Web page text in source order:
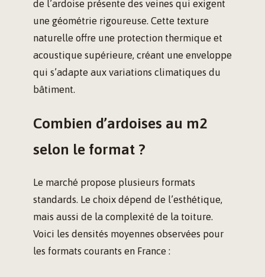
de l’ardoise présente des veines qui exigent
une géométrie rigoureuse. Cette texture
naturelle offre une protection thermique et
acoustique supérieure, créant une enveloppe
qui s’adapte aux variations climatiques du
bâtiment.
Combien d’ardoises au m2
selon le format ?
Le marché propose plusieurs formats
standards. Le choix dépend de l’esthétique,
mais aussi de la complexité de la toiture.
Voici les densités moyennes observées pour
les formats courants en France :